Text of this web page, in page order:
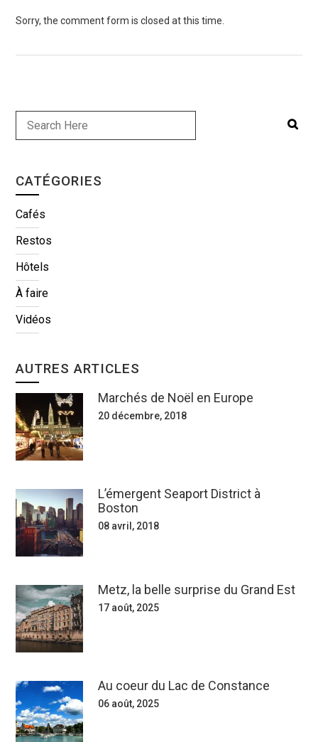
Sorry, the comment form is closed at this time.
CATÉGORIES
Cafés
Restos
Hôtels
À faire
Vidéos
AUTRES ARTICLES
Marchés de Noël en Europe
20 décembre, 2018
L’émergent Seaport District à
Boston
08 avril, 2018
Metz, la belle surprise du Grand Est
17 août, 2025
Au coeur du Lac de Constance
06 août, 2025